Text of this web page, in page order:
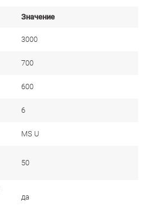
Значение
3000
700
600
6
MS U
50
да